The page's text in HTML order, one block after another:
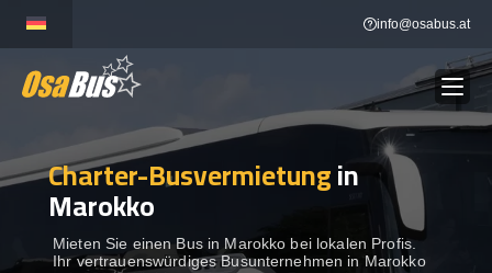
content
info@osabus.at
BUSVERMIETUNG Show dropdown
REISEZIELE Show dropdown
Charter-Busvermietungin
Marokko
Mieten Sie einen Bus in Marokko bei lokalen Profis.
Ihr vertrauenswürdiges Busunternehmen in Marokko